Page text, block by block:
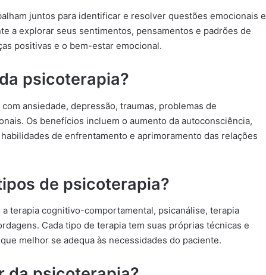
juntos para identificar e resolver questões emocionais e
a explorar seus sentimentos, pensamentos e padrões de
positivas e o bem-estar emocional.
psicoterapia?
ansiedade, depressão, traumas, problemas de
Os benefícios incluem o aumento da autoconsciência,
de enfrentamento e aprimoramento das relações
de psicoterapia?
terapia cognitivo-comportamental, psicanálise, terapia
Cada tipo de terapia tem suas próprias técnicas e
melhor se adequa às necessidades do paciente.